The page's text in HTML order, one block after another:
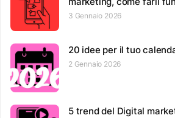
3 Gennaio 2026
20 idee per il tuo
2 Gennaio 2026
5 trend del Digital